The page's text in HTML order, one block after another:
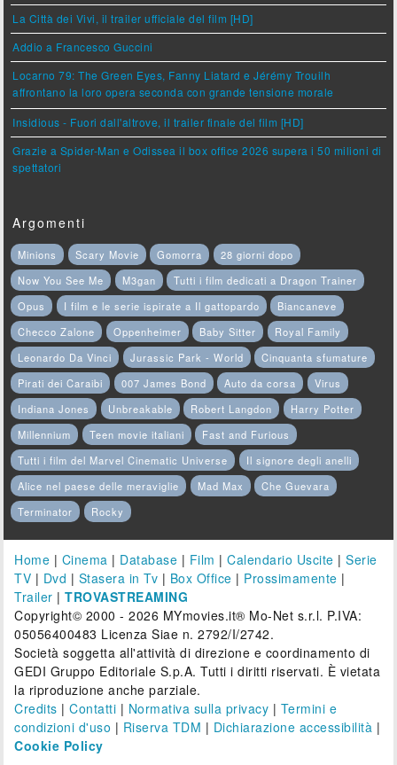
La Città dei Vivi, il trailer ufficiale del film [HD]
Addio a Francesco Guccini
Locarno 79: The Green Eyes, Fanny Liatard e Jérémy Trouilh
affrontano la loro opera seconda con grande tensione morale
Insidious - Fuori dall'altrove, il trailer finale del film [HD]
Grazie a Spider-Man e Odissea il box office 2026 supera i 50 milioni di
spettatori
Argomenti
Minions Scary Movie Gomorra
28 giorni dopo
Now You See Me
M3gan
Tutti i film dedicati a Dragon Trainer
Opus
I film e le serie ispirate a Il gattopardo
Biancaneve
Checco Zalone
Oppenheimer Baby Sitter
Royal Family
Leonardo Da Vinci
Jurassic Park - World
Cinquanta sfumature
Pirati dei Caraibi
007 James Bond Auto da corsa
Virus
Indiana Jones
Unbreakable Robert Langdon
Harry Potter
Millennium
Teen movie italiani
Fast and Furious
Tutti i film del Marvel Cinematic Universe
Il signore degli anelli
Alice nel paese delle meraviglie
Mad Max
Che Guevara
Terminator
Rocky
Home | Cinema | Database | Film |Calendario Uscite |Serie
TV | Dvd | Stasera in Tv | Box Office | Prossimamente |
Trailer |TROVASTREAMING
Copyright© 2000 - 2026 MYmovies.it® Mo-Net s.r.l. P.IVA:
05056400483 Licenza Siae n. 2792/I/2742.
Società soggetta all'attività di direzione e coordinamento di
GEDI Gruppo Editoriale S.p.A. Tutti i diritti riservati. È vietata
la riproduzione anche parziale.
Credits |Contatti | Normativa sulla privacy | Termini e
condizioni d'uso | Riserva TDM | Dichiarazione accessibilità |
Cookie Policy